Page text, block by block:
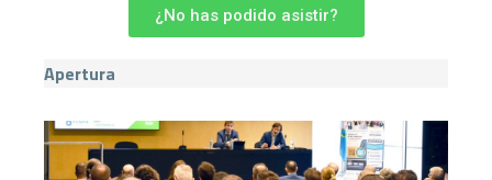
¿No has podido asistir?
Apertura